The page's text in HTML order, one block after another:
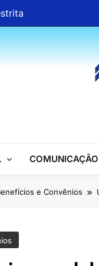
COMUNICAÇÃO
e Convênios